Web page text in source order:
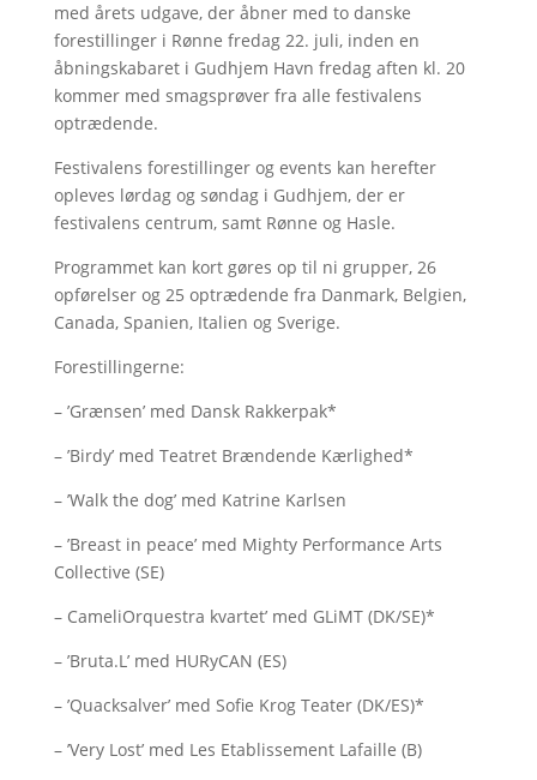
med årets udgave, der åbner med to danske
forestillinger i Rønne fredag 22. juli, inden en
åbningskabaret i Gudhjem Havn fredag aften kl. 20
kommer med smagsprøver fra alle festivalens
optrædende.
Festivalens forestillinger og events kan herefter
opleves lørdag og søndag i Gudhjem, der er
festivalens centrum, samt Rønne og Hasle.
Programmet kan kort gøres op til ni grupper, 26
opførelser og 25 optrædende fra Danmark, Belgien,
Canada, Spanien, Italien og Sverige.
Forestillingerne:
– ’Grænsen’ med Dansk Rakkerpak*
– ’Birdy’ med Teatret Brændende Kærlighed*
– ’Walk the dog’ med Katrine Karlsen
– ’Breast in peace’ med Mighty Performance Arts
Collective (SE)
– CameliOrquestra kvartet’ med GLiMT (DK/SE)*
– ’Bruta.L’ med HURyCAN (ES)
– ’Quacksalver’ med Sofie Krog Teater (DK/ES)*
– ’Very Lost’ med Les Etablissement Lafaille (B)